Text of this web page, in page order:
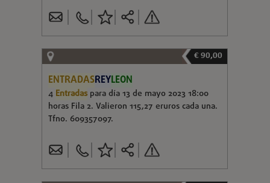
€ 90,00
ENTRADASREYLEON
4 Entradaspara día 13 de mayo 2023 18:00
horas Fila 2. Valieron 115,27 eruros cada una.
Tfno. 609357097.